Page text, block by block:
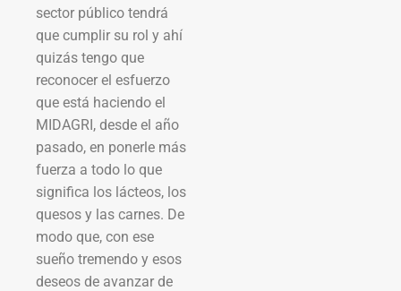
sector público tendrá
que cumplir su rol y ahí
quizás tengo que
reconocer el esfuerzo
que está haciendo el
MIDAGRI, desde el año
pasado, en ponerle más
fuerza a todo lo que
significa los lácteos, los
quesos y las carnes. De
modo que, con ese
sueño tremendo y esos
deseos de avanzar de